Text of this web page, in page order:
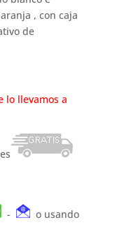
, con caja
de
lo llevamos a
-
o usando